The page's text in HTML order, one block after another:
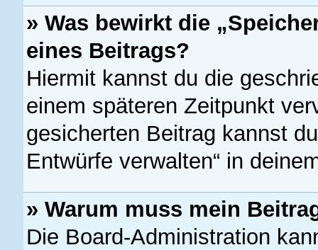
» Was bewirkt die
eines Beitrags?
Hiermit kannst du die
einem späteren Zeitpunkt
gesicherten Beitrag kannst
Entwürfe verwalten“ in
» Warum muss mein
Die Board-Administration